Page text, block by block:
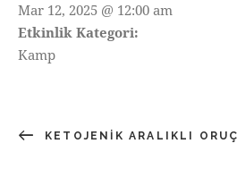
Mar 12, 2025 @ 12:00 am
Etkinlik Kategori:
Kamp
KETOJENIK ARALIKLI